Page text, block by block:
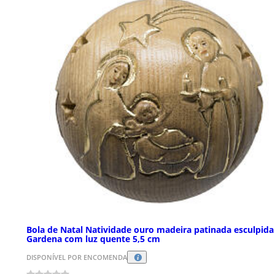
Bola de Natal Natividade ouro madeira patinada esculpida
Gardena com luz quente 5,5 cm
DISPONÍVEL POR ENCOMENDA